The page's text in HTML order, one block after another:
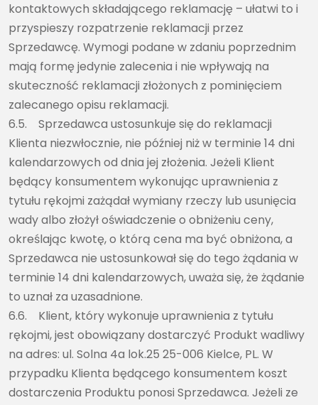
kontaktowych składającego reklamację – ułatwi to i
przyspieszy rozpatrzenie reklamacji przez
Sprzedawcę. Wymogi podane w zdaniu poprzednim
mają formę jedynie zalecenia i nie wpływają na
skuteczność reklamacji złożonych z pominięciem
zalecanego opisu reklamacji.
6.5. Sprzedawca ustosunkuje się do reklamacji
Klienta niezwłocznie, nie później niż w terminie 14 dni
kalendarzowych od dnia jej złożenia. Jeżeli Klient
będący konsumentem wykonując uprawnienia z
tytułu rękojmi zażądał wymiany rzeczy lub usunięcia
wady albo złożył oświadczenie o obniżeniu ceny,
określając kwotę, o którą cena ma być obniżona, a
Sprzedawca nie ustosunkował się do tego żądania w
terminie 14 dni kalendarzowych, uważa się, że żądanie
to uznał za uzasadnione.
6.6. Klient, który wykonuje uprawnienia z tytułu
rękojmi, jest obowiązany dostarczyć Produkt wadliwy
na adres: ul. Solna 4a lok.25 25-006 Kielce, PL. W
przypadku Klienta będącego konsumentem koszt
dostarczenia Produktu ponosi Sprzedawca. Jeżeli ze